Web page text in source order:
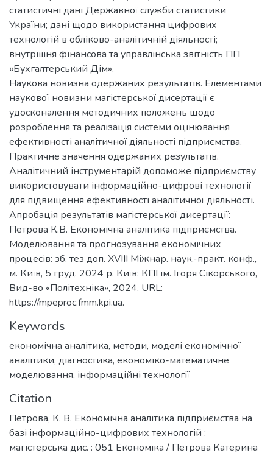
статистичні дані Державної служби статистики
України; дані щодо використання цифрових
технологій в обліково-аналітичній діяльності;
внутрішня фінансова та управлінська звітність ПП
«Бухгалтерський Дім».
Наукова новизна одержаних результатів. Елементами
наукової новизни магістерської дисертації є
удосконалення методичних положень щодо
розроблення та реалізація системи оцінювання
ефективності аналітичної діяльності підприємства.
Практичне значення одержаних результатів.
Аналітичний інструментарій допоможе підприємству
використовувати інформаційно-цифрові технології
для підвищення ефективності аналітичної діяльності.
Апробація результатів магістерської дисертації:
Петрова К.В. Економічна аналітика підприємства.
Моделювання та прогнозування економічних
процесів: зб. тез доп. XVІII Міжнар. наук.-практ. конф.,
м. Київ, 5 груд. 2024 р. Київ: КПІ ім. Ігоря Сікорського,
Вид-во «Політехніка», 2024. URL:
https://mpeproc.fmm.kpi.ua.
Keywords
економічна аналітика, методи, моделі економічної
аналітики, діагностика, економіко-математичне
моделювання, інформаційні технології
Citation
Петрова, К. В. Економічна аналітика підприємства на
базі інформаційно-цифрових технологій :
магістерська дис. : 051 Економіка / Петрова Катерина